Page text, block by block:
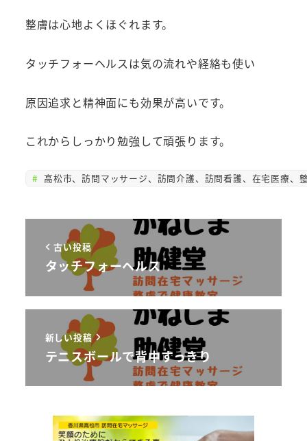
整膚は心地よくほぐれます。
タッチフォーヘルスは気の流れや経絡も使い
原因追求と精神面にも効果が高いです。
これからしっかり勉強して頑張ります。
高松市、訪問マッサージ、訪問介護、訪問看護、在宅医療
古い投稿
タッチフォーヘルス
新しい投稿
テニスボールで背中すっきり